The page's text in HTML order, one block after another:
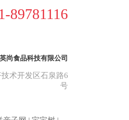
89781116
尚食品科技有限公司
术开发区石泉路6
号